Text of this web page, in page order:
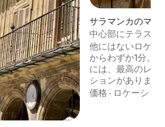
サラマンカのマン
アパート
中心部にテラス付
トメント
他にはないロケー
からわずか1分。
には、最高のレス
ションがあります
様連れのご家族、
価格 · ロケーショ